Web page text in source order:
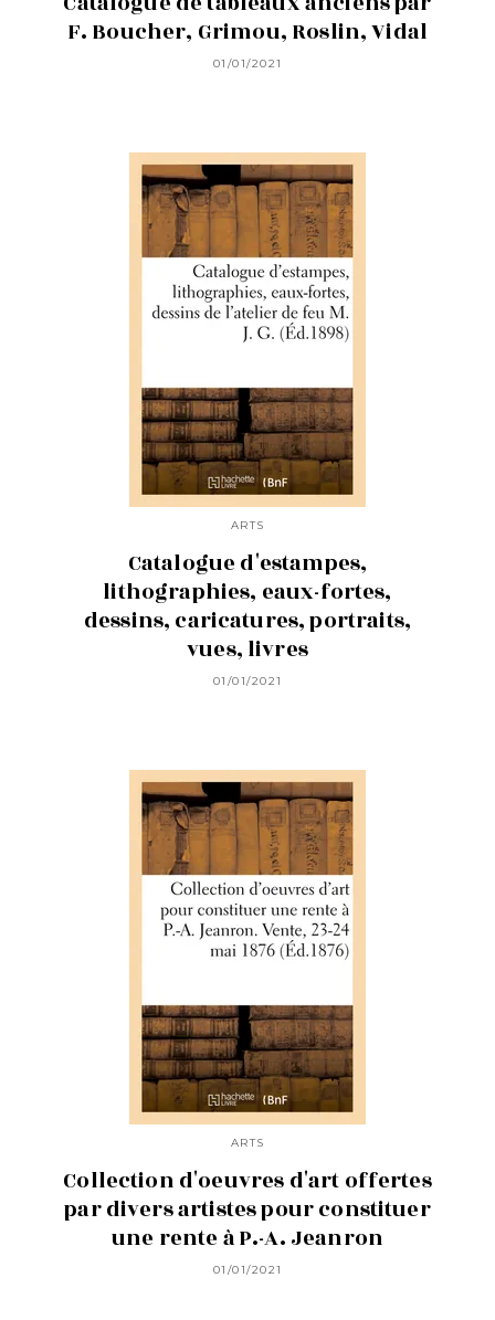
F. Boucher, Grimou, Roslin, Vidal
01/01/2021
ARTS
Catalogue d'estampes,
lithographies, eaux-fortes,
dessins, caricatures, portraits,
vues, livres
01/01/2021
ARTS
Collection d'oeuvres d'art offertes
par divers artistes pour constituer
une rente à P.-A. Jeanron
01/01/2021